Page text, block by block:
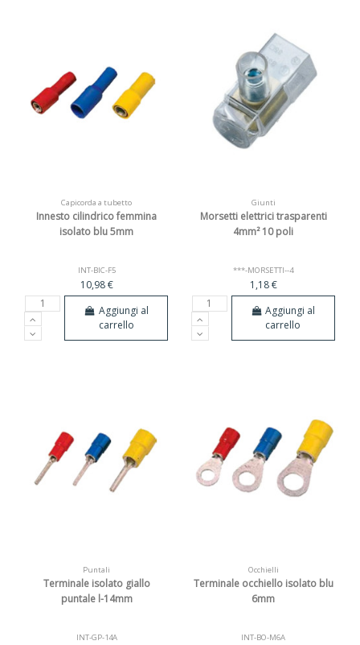
Capicorda a tubetto
Innesto cilindrico femmina
isolato blu 5mm
INT-BIC-F5
10,98 €
Aggiungi al
carrello
Giunti
Morsetti elettrici trasparenti
4mm² 10 poli
***-MORSETTI--4
1,18 €
Aggiungi al
carrello
Puntali
Terminale isolato giallo
puntale l-14mm
INT-GP-14A
Occhielli
Terminale occhiello isolato blu
6mm
INT-BO-M6A